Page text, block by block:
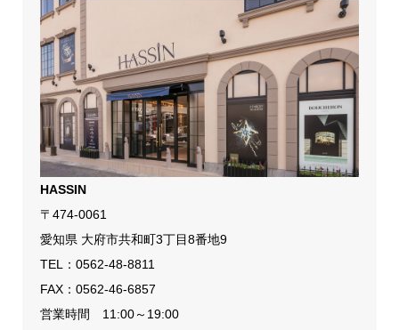
HASSIN
〒474-0061
愛知県 大府市共和町3丁目8番地9
TEL： 0562-48-8811
FAX：0562-46-6857
営業時間 11:00～19:00